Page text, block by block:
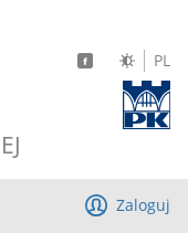
PL
Zaloguj